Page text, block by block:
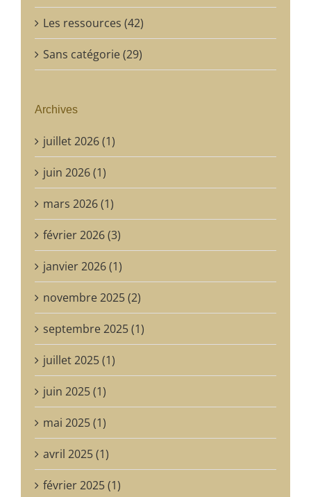
Les ressources (42)
Sans catégorie (29)
Archives
juillet 2026 (1)
juin 2026 (1)
mars 2026 (1)
février 2026 (3)
janvier 2026 (1)
novembre 2025 (2)
septembre 2025 (1)
juillet 2025 (1)
juin 2025 (1)
mai 2025 (1)
avril 2025 (1)
février 2025 (1)